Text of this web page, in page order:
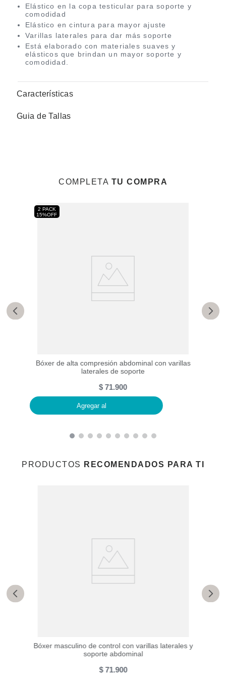
Elástico en la copa testicular para soporte y
comodidad
Elástico en cintura para mayor ajuste
Varillas laterales para dar más soporte
Está elaborado con materiales suaves y
elásticos que brindan un mayor soporte y
comodidad.
Características
Guia de Tallas
COMPLETA TU COMPRA
2 PACK
15%OFF
Bóxer de alta compresión abdominal con varillas
laterales de soporte
$ 71.900
Agregar al
PRODUCTOS RECOMENDADOS PARA TI
Bóxer masculino de control con varillas laterales y
soporte abdominal
$ 71.900